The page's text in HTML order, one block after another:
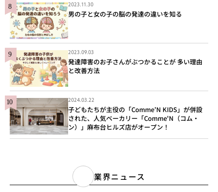
2023.11.30
男の子と女の子の脳の発達の違いを知る
2023.09.03
発達障害のお子さんがぶつかることが 多い理由
と改善方法
2024.03.22
子どもたちが主役の「Comme’N KIDS」が併設
された、人気ベーカリー「Comme'N（コム・
ン）」麻布台ヒルズ店がオープン！
業界ニュース